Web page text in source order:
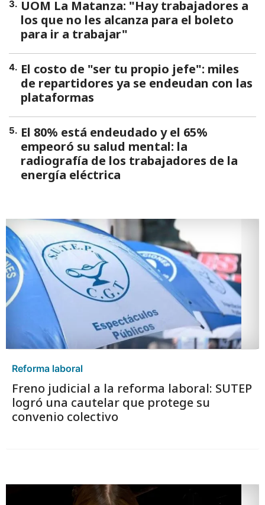
3. UOM La Matanza: "Hay trabajadores a
los que no les alcanza para el boleto
para ir a trabajar"
4. El costo de "ser tu propio jefe": miles
de repartidores ya se endeudan con las
plataformas
5. El 80% está endeudado y el 65%
empeoró su salud mental: la
radiografía de los trabajadores de la
energía eléctrica
Reforma laboral
Freno judicial a la reforma laboral: SUTEP
logró una cautelar que protege su
convenio colectivo